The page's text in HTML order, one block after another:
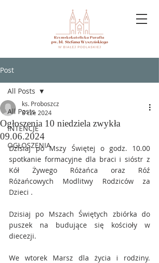
Post
All Posts
INTENCJE
OGŁOSZENIA
All Posts
Ogłoszenia 10 niedziela zwykła
09.06.2024
ks. Proboszcz
8 cze 2024
Dzisiaj po Mszy Świętej o godz. 10.00
spotkanie formacyjne dla braci i sióstr z
Kół Żywego Różańca oraz Róź
Różańcowych Modlitwy Rodziców za
Dzieci .
Dzisiaj po Mszach Świętych zbiórka do
puszek na budujące się kościoły w
diecezji.
We wtorek Marsz dla życia i rodziny.